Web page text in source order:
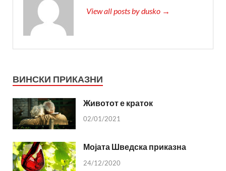
View all posts by dusko →
ВИНСКИ ПРИКАЗНИ
Животот е краток
02/01/2021
Мојата Шведска приказна
24/12/2020